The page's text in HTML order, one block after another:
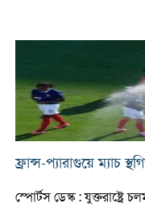
ফ্রান্স-প্যারাগুয়ে ম্যাচ
স্পোর্টস ডেস্ক : যুক্তরাষ্ট্রে